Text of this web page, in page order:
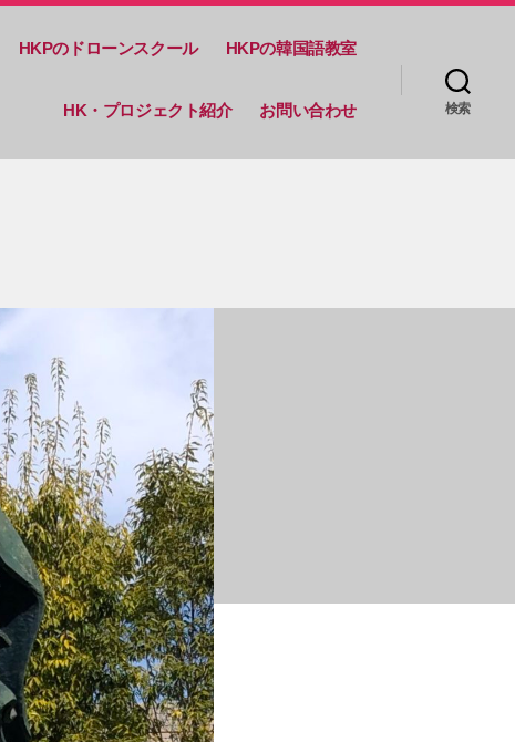
HKPのドローンスクール HKPの韓国語教室
HK・プロジェクト紹介 お問い合わせ 検索